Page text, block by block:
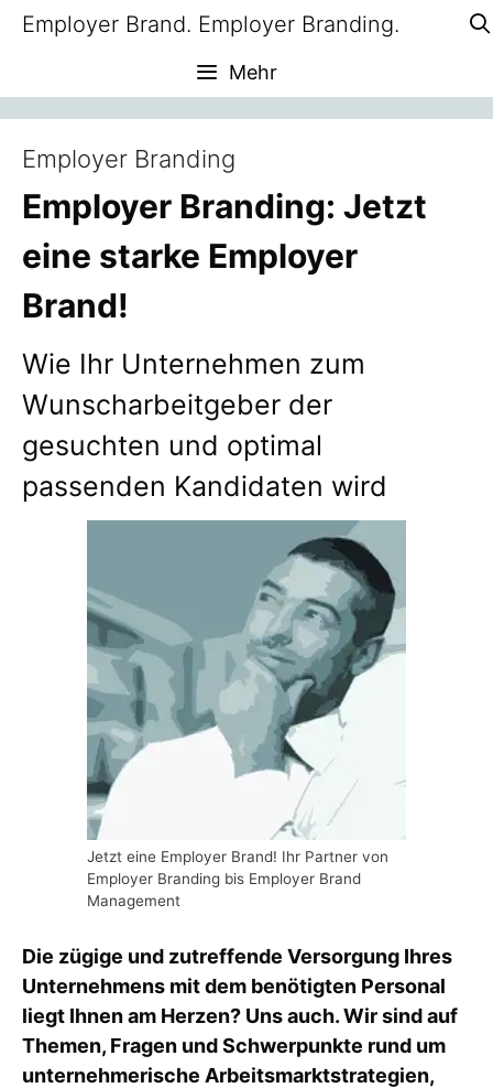
ZumEmployer Brand. Employer Branding.
Mehr
Employer Branding
Employer Branding: Jetzt
eine starke Employer
Brand!
Wie Ihr Unternehmen zum
Wunscharbeitgeber der
gesuchten und optimal
passenden Kandidaten wird
Jetzt eine Employer Brand! Ihr Partner von
Employer Branding bis Employer Brand
Management
Die zügige und zutreffende Versorgung Ihres
Unternehmens mit dem benötigten Personal
liegt Ihnen am Herzen? Uns auch. Wir sind auf
Themen, Fragen und Schwerpunkte rund um
unternehmerische Arbeitsmarktstrategien,